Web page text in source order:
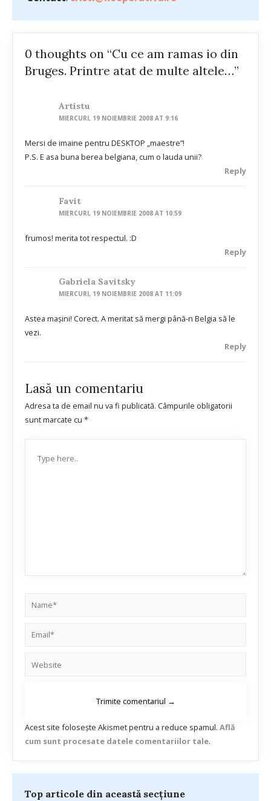
0 thoughts on “Cu ce am ramas io din
Bruges. Printre atat de multe altele…”
Artistu
MIERCURI, 19 NOIEMBRIE 2008 AT 9:16
Mersi de imaine pentru DESKTOP „maestre”!
P.S. E asa buna berea belgiana, cum o lauda unii?
Reply
Favit
MIERCURI, 19 NOIEMBRIE 2008 AT 10:59
frumos! merita tot respectul. :D
Reply
Gabriela Savitsky
MIERCURI, 19 NOIEMBRIE 2008 AT 11:09
Astea maşini! Corect. A meritat să mergi până-n Belgia să le
vezi.
Reply
Lasă un comentariu
Adresa ta de email nu va fi publicată. Câmpurile obligatorii
sunt marcate cu *
Acest site folosește Akismet pentru a reduce spamul. Află
cum sunt procesate datele comentariilor tale.
Top articole din această secțiune